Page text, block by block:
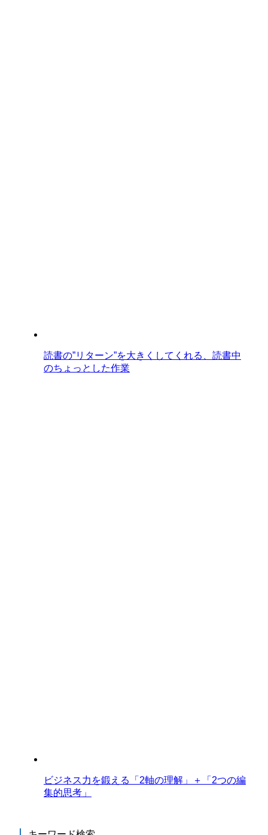
読書の”リターン”を大きくしてくれる、読書中
のちょっとした作業
ビジネス力を鍛える「2軸の理解」＋「2つの編
集的思考」